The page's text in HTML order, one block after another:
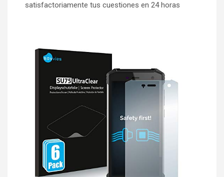
satisfactoriamente tus cuestiones en 24 horas